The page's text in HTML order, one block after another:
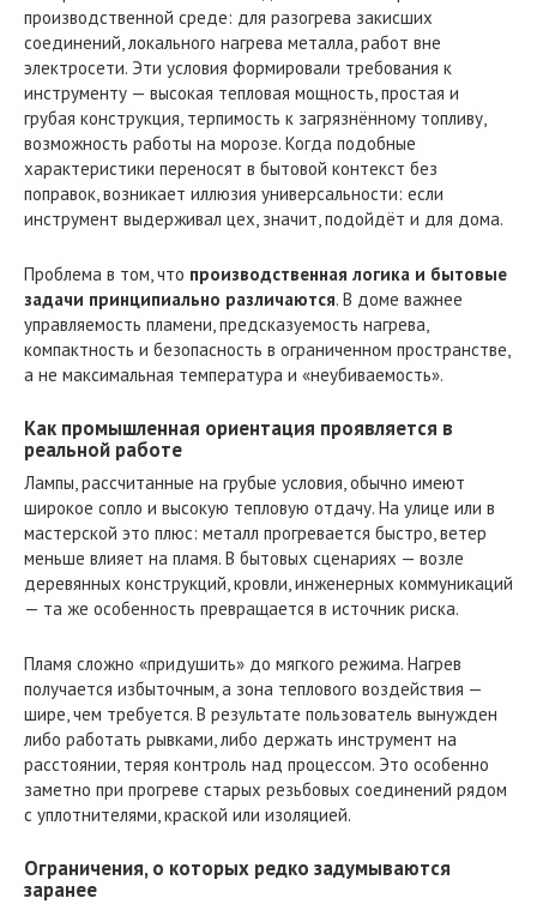
производственной среде: для разогрева закисших
соединений, локального нагрева металла, работ вне
электросети. Эти условия формировали требования к
инструменту — высокая тепловая мощность, простая и
грубая конструкция, терпимость к загрязнённому топливу,
возможность работы на морозе. Когда подобные
характеристики переносят в бытовой контекст без
поправок, возникает иллюзия универсальности: если
инструмент выдерживал цех, значит, подойдёт и для дома.
Проблема в том, что производственная логика и бытовые
задачи принципиально различаются. В доме важнее
управляемость пламени, предсказуемость нагрева,
компактность и безопасность в ограниченном пространстве,
а не максимальная температура и «неубиваемость».
Как промышленная ориентация проявляется в
реальной работе
Лампы, рассчитанные на грубые условия, обычно имеют
широкое сопло и высокую тепловую отдачу. На улице или в
мастерской это плюс: металл прогревается быстро, ветер
меньше влияет на пламя. В бытовых сценариях — возле
деревянных конструкций, кровли, инженерных коммуникаций
— та же особенность превращается в источник риска.
Пламя сложно «придушить» до мягкого режима. Нагрев
получается избыточным, а зона теплового воздействия —
шире, чем требуется. В результате пользователь вынужден
либо работать рывками, либо держать инструмент на
расстоянии, теряя контроль над процессом. Это особенно
заметно при прогреве старых резьбовых соединений рядом
с уплотнителями, краской или изоляцией.
Ограничения, о которых редко задумываются
заранее